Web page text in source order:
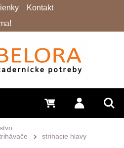
Prihlásiť
0 €
Kontakt
strihacie hlavy